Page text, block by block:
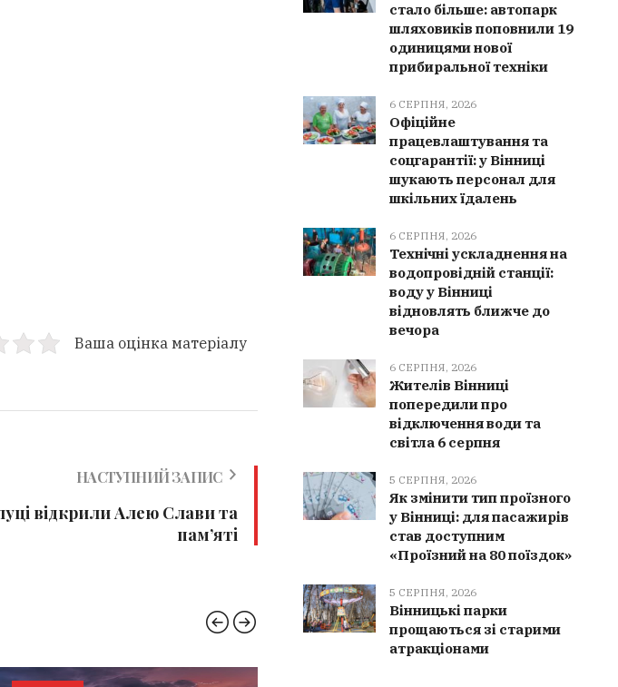
Ваша оцінка матеріалу
НАСТУПНИЙ ЗАПИС
відкрили Алею Слави та
пам’яті
стало більше: автопарк
шляховиків поповнили 19
одиницями нової
прибиральної техніки
6 СЕРПНЯ, 2026
Офіційне
працевлаштування та
соцгарантії: у Вінниці
шукають персонал для
шкільних їдалень
6 СЕРПНЯ, 2026
Технічні ускладнення на
водопровідній станції:
воду у Вінниці
відновлять ближче до
вечора
6 СЕРПНЯ, 2026
Жителів Вінниці
попередили про
відключення води та
світла 6 серпня
5 СЕРПНЯ, 2026
Як змінити тип проїзного
у Вінниці: для пасажирів
став доступним
«Проїзний на 80 поїздок»
5 СЕРПНЯ, 2026
Вінницькі парки
прощаються зі старими
атракціонами